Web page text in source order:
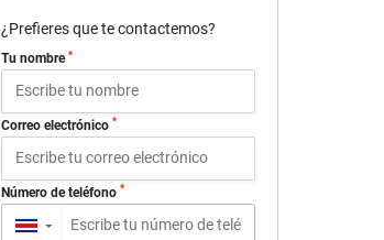
¿Prefieres que te contactemos?
Tu nombre *
Correo electrónico *
Número de teléfono *
▼